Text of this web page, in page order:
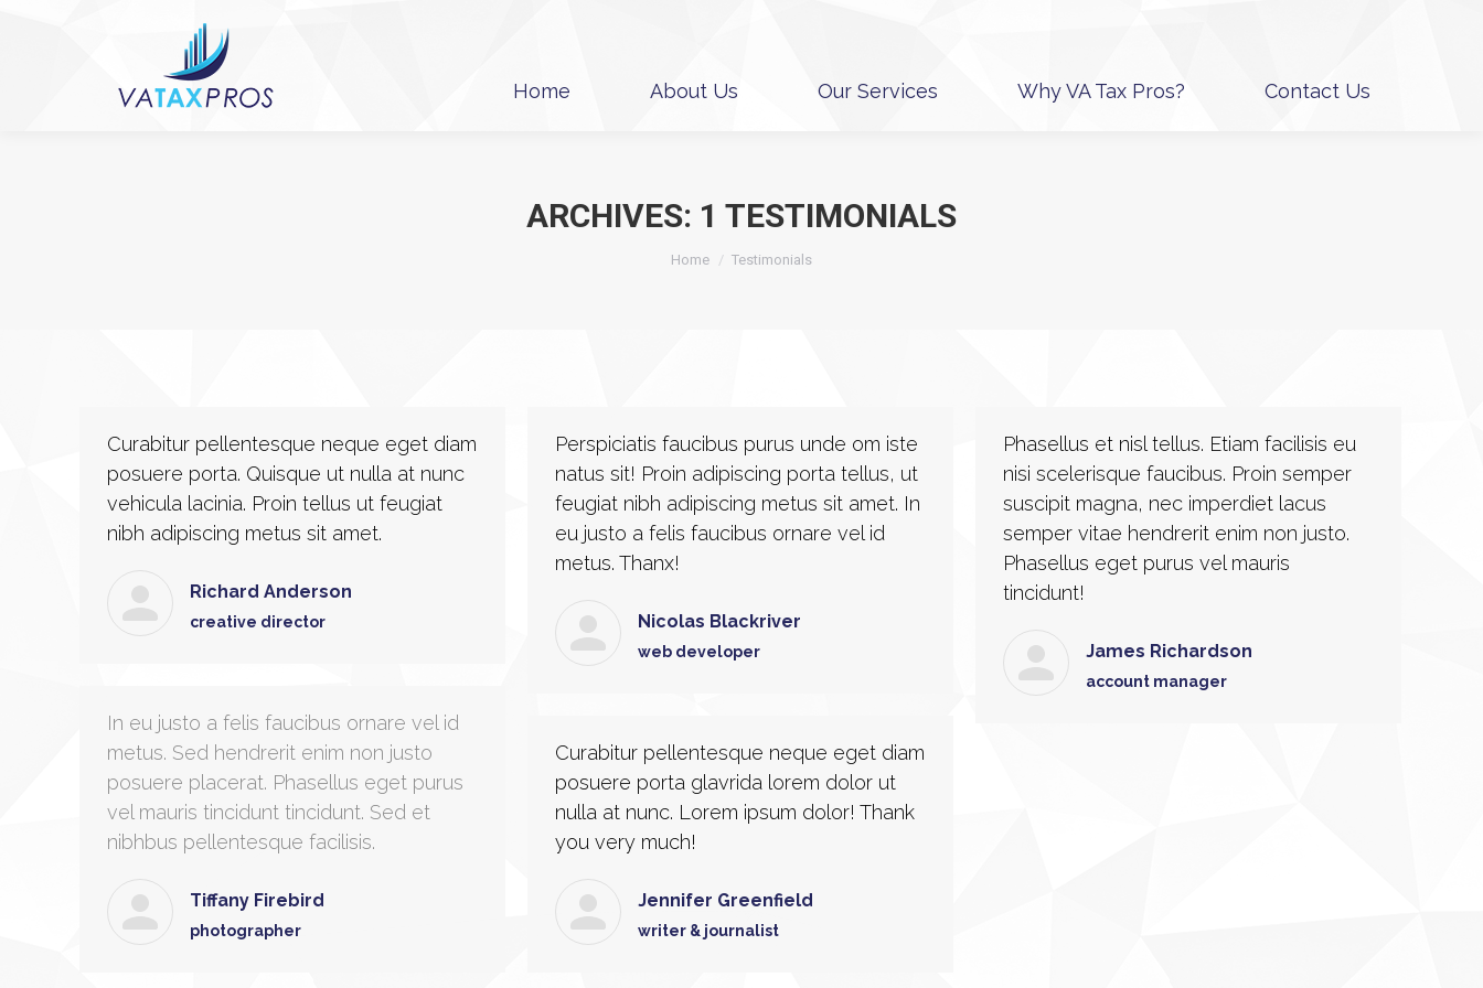
Home About Us Our Services Why VA Tax Pros? Contact Us
ARCHIVES: 1 TESTIMONIALS
You are here:
Home Testimonials
Curabitur pellentesque neque eget diam
posuere porta. Quisque ut nulla at nunc
vehicula lacinia. Proin tellus ut feugiat
nibh adipiscing metus sit amet.
Richard Anderson
creative director
Perspiciatis faucibus purus unde om iste
natus sit! Proin adipiscing porta tellus, ut
feugiat nibh adipiscing metus sit amet. In
eu justo a felis faucibus ornare vel id
metus. Thanx!
Nicolas Blackriver
web developer
Phasellus et nisl tellus. Etiam facilisis eu
nisi scelerisque faucibus. Proin semper
suscipit magna, nec imperdiet lacus
semper vitae hendrerit enim non justo.
Phasellus eget purus vel mauris
tincidunt!
James Richardson
account manager
In eu justo a felis faucibus ornare vel id
metus. Sed hendrerit enim non justo
posuere placerat. Phasellus eget purus
vel mauris tincidunt tincidunt. Sed et
nibhbus pellentesque facilisis.
Tiffany Firebird
photographer
Curabitur pellentesque neque eget diam
posuere porta glavrida lorem dolor ut
nulla at nunc. Lorem ipsum dolor! Thank
you very much!
Jennifer Greenfield
writer & journalist
Home About Us Our Services Why VA Tax Pros? Contact Us